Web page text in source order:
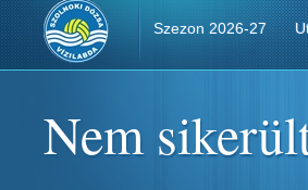
Szezon 2026-27
Nem